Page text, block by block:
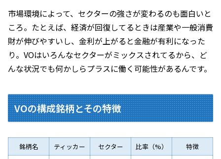
市場環境によって、セクターの強さが変わるのも面白いと
ころ。たとえば、経済が回復してるときは産業や一般消費
財が伸びやすいし、金利が上がると金融が有利になった
り。VOはいろんなセクターがミックスされてるから、ど
んな状況でも何かしらプラスに働く可能性があるんです。
VOの構成銘柄とその特徴
銘柄名 ティッカー セクター 比率（%） 特徴